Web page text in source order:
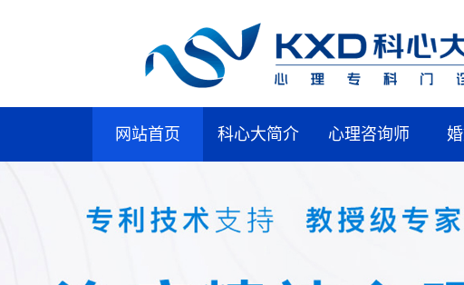
网站首页 科心大简介 心理咨询师